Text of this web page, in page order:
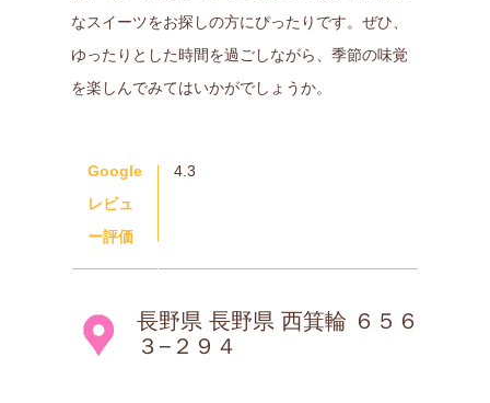
なスイーツをお探しの方にぴったりです。ぜひ、
ゆったりとした時間を過ごしながら、季節の味覚
を楽しんでみてはいかがでしょうか。
Google
レビュ
ー評価
4.3
長野県 長野県 西箕輪 ６５６
３−２９４